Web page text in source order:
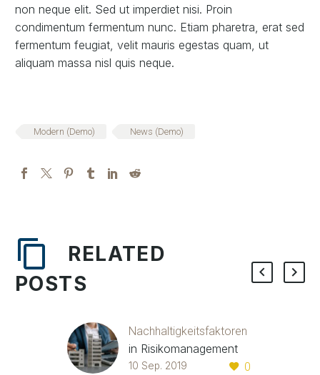
non neque elit. Sed ut imperdiet nisi. Proin
condimentum fermentum nunc. Etiam pharetra, erat sed
fermentum feugiat, velit mauris egestas quam, ut
aliquam massa nisl quis neque.
Modern (Demo) News (Demo)
RELATED
POSTS
Nachhaltigkeitsfaktoren
in Risikomanagement
und Banksteuerung.
0
10 Sep. 2019